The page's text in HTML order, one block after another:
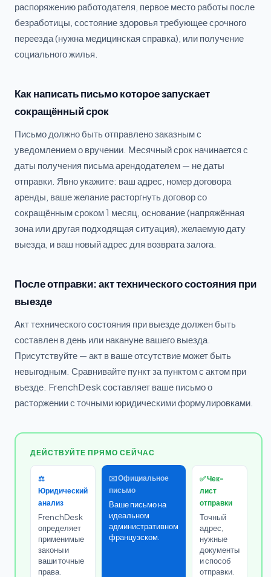
распоряжению работодателя, первое место работы после
безработицы, состояние здоровья требующее срочного
переезда (нужна медицинская справка), или получение
социального жилья.
Как написать письмо которое запускает
сокращённый срок
Письмо должно быть отправлено заказным с
уведомлением о вручении. Месячный срок начинается с
даты получения письма арендодателем — не даты
отправки. Явно укажите: ваш адрес, номер договора
аренды, ваше желание расторгнуть договор со
сокращённым сроком 1 месяц, основание (напряжённая
зона или другая подходящая ситуация), желаемую дату
выезда, и ваш новый адрес для возврата залога.
После отправки: акт технического состояния при
выезде
Акт технического состояния при выезде должен быть
составлен в день или накануне вашего выезда.
Присутствуйте — акт в ваше отсутствие может быть
невыгодным. Сравнивайте пункт за пунктом с актом при
въезде. FrenchDesk составляет ваше письмо о
расторжении с точными юридическими формулировками.
ДЕЙСТВУЙТЕ ПРЯМО СЕЙЧАС
⚖️
Юридический
анализ
FrenchDesk
определяет
применимые
законы и
ваши точные
права.
✉️ Официальное
письмо
Ваше письмо на
идеальном
административном
французском.
✅ Чек-
лист
отправки
Точный
адрес,
нужные
документы
и способ
отправки.